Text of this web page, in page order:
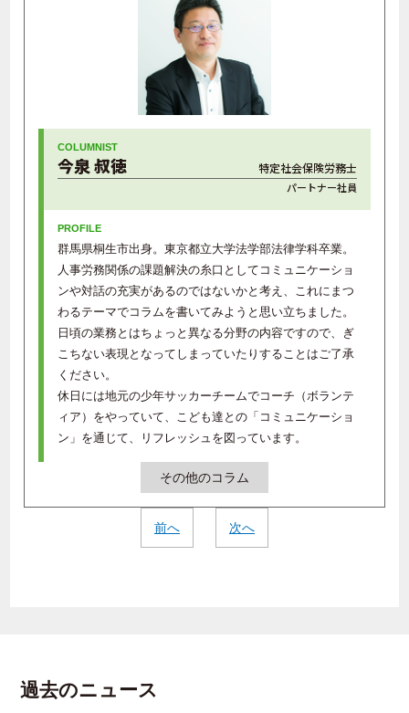
今泉 叔徳 特定社会保険労務士
パートナー社員
群馬県桐生市出身。東京都立大学法学部法律学科卒業。
人事労務関係の課題解決の糸口としてコミュニケーショ
ンや対話の充実があるのではないかと考え、これにまつ
わるテーマでコラムを書いてみようと思い立ちました。
日頃の業務とはちょっと異なる分野の内容ですので、ぎ
こちない表現となってしまっていたりすることはご了承
ください。
休日には地元の少年サッカーチームでコーチ（ボランテ
ィア）をやっていて、こども達との「コミュニケーショ
ン」を通じて、リフレッシュを図っています。
その他のコラム
前へ 次へ
過去のニュース